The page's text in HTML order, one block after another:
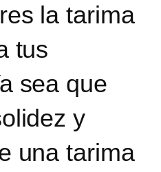
la tarima
tus
sea que
y
una tarima